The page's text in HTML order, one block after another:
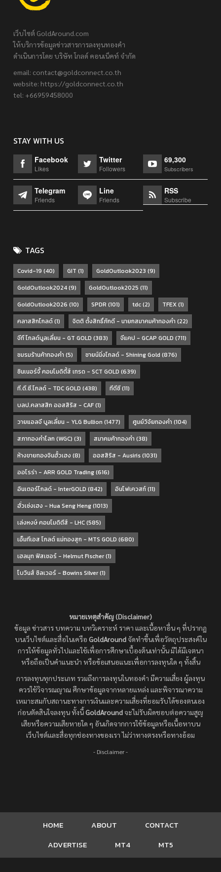
เว็บไซต์ GoldAround.com
ให้บริการข้อมูลข่าวสารการลงทุนทองคำ
ดำเนินการโดย บริษัท โกลด์ คอนเน็คท์ จำกัด
email: contact@goldconnect.co.th
website: https://goldconnect.co.th
tel: +66959458000
STAY WITH US
Facebook
Likes
Twitter
Followers
69,300
Subscribers
Telegram
Friends
Line
Friends
RSS
Subscribe
TAGS
Covid-19 (40) GIT (1) GoldOutlook2023 (9)
GoldOutlook2024(9) GoldOutlook2025 (11)
GoldOutlook2026 (10) SPDR (101) tdc(2) TFEX(1)
คลาสสิกโกลด์(1) จิตติ ตั้งสิทธิ์ภักดี - นายกสมาคมค้าทองคำ (22)
จีที โกลด์บูลเลี่ยน - GT GOLD (383) จีแคป - GCAP GOLD (711)
ชมรมร้านค้าทองคำ (5) ชายน์นิ่งโกลด์ - Shining Gold (876)
ซินเนอร์จี้ คอมโมดิตี้ส์ เทรด - SCT GOLD (639)
ที.ดี.ซี.โกลด์ - TDC GOLD (438) ทีดีซี(11)
บลป.คลาสสิก ออสสิริส - CAF(1)
วายแอลจี บูลเลี่ยน - YLG Bullion (1477) ศูนย์วิจัยทองคำ (104)
สภาทองคำโลก (WGC) (3) สมาคมค้าทองคำ (38)
ห้างขายทองจินฮั้วเฮง (8) ออสสิริส - Ausiris(1031)
ออโรร่า - ARR GOLD Trading(616)
อินเตอร์โกลด์ - InterGOLD (842) อินโฟเควสท์(11)
ฮั่วเซ่งเฮง - Hua Seng Heng(1013)
เล่งหงษ์ คอมโมดิตีส์ - LHC(585)
เอ็มทีเอส โกลด์ แม่ทองสุก - MTS GOLD (680)
เฮลมุท ฟิสเชอร์ - Helmut Fischer(1)
โบวินส์ ซิลเวอร์ - Bowins Silver(1)
หมายเหตุสำคัญ (Disclaimer)
ข้อมูล ข่าวสาร บทความ บทวิเคราะห์ ราคา และเนื้อหาอื่น ๆ ที่ปรากฏ
บนเว็บไซต์และสื่อในเครือ GoldAroundจัดทำขึ้นเพื่อวัตถุประสงค์ใน
การให้ข้อมูลทั่วไปและใช้เพื่อการศึกษาเบื้องต้นเท่านั้น มิได้มีเจตนา
หรือถือเป็นคำแนะนำ หรือข้อเสนอแนะเพื่อการลงทุนใด ๆ ทั้งสิ้น
การลงทุนทุกประเภท รวมถึงการลงทุนในทองคำ มีความเสี่ยง ผู้ลงทุน
ควรใช้วิจารณญาณ ศึกษาข้อมูลจากหลายแหล่ง และพิจารณาความ
เหมาะสมกับสถานะทางการเงินและความเสี่ยงที่ยอมรับได้ของตนเอง
ก่อนตัดสินใจลงทุน ทั้งนี้GoldAround จะไม่รับผิดชอบต่อความสูญ
เสียหรือความเสียหายใด ๆ อันเกิดจากการใช้ข้อมูลหรือเนื้อหาบน
เว็บไซต์และสื่อทุกช่องทางของเรา ไม่ว่าทางตรงหรือทางอ้อม
- Disclaimer -
HOME ABOUT
CONTACT
ADVERTISE
MT4 MT5